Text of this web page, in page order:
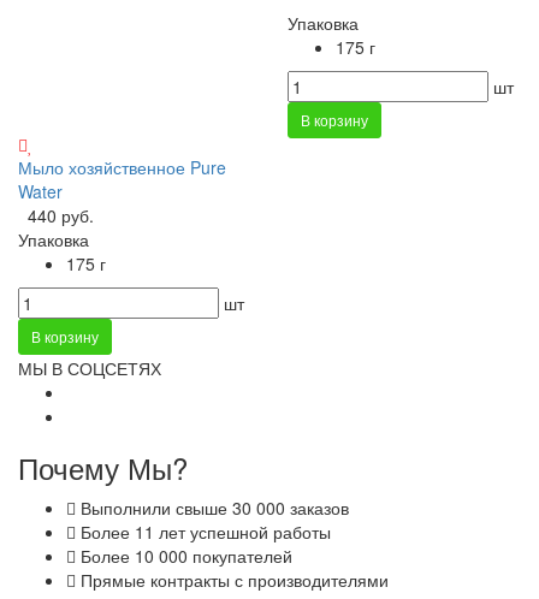
Упаковка
175 г
шт
В корзину
Мыло хозяйственное Pure
Water
440 руб.
Упаковка
175 г
шт
В корзину
МЫ В СОЦСЕТЯХ
Почему Мы?
Выполнили свыше 30 000 заказов
Более 11 лет успешной работы
Более 10 000 покупателей
Прямые контракты с производителями